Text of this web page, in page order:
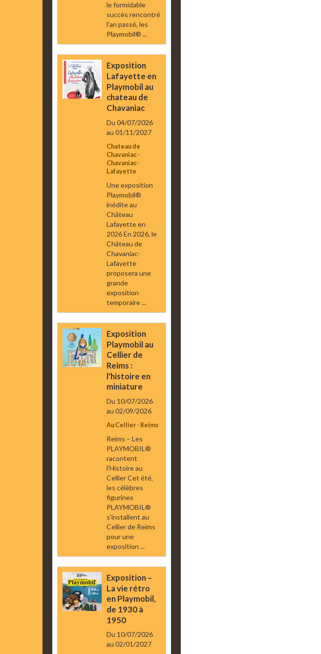
le formidable
succès rencontré
l’an passé, les
Playmobil® ...
Exposition
Lafayette en
Playmobil au
chateau de
Chavaniac
Du 04/07/2026
au 01/11/2027
Chateau de
Chavaniac -
Chavaniac-
Lafayette
Une exposition
Playmobil®
inédite au
Château
Lafayette en
2026 En 2026, le
Château de
Chavaniac-
Lafayette
proposera une
grande
exposition
temporaire ...
Exposition
Playmobil au
Cellier de
Reims :
l'histoire en
miniature
Du 10/07/2026
au 02/09/2026
Au Cellier - Reims
Reims – Les
PLAYMOBIL®
racontent
l'Histoire au
Cellier Cet été,
les célèbres
figurines
PLAYMOBIL®
s'installent au
Cellier de Reims
pour une
exposition ...
Exposition –
La vie rétro
en Playmobil,
de 1930 à
1950
Du 10/07/2026
au 02/01/2027